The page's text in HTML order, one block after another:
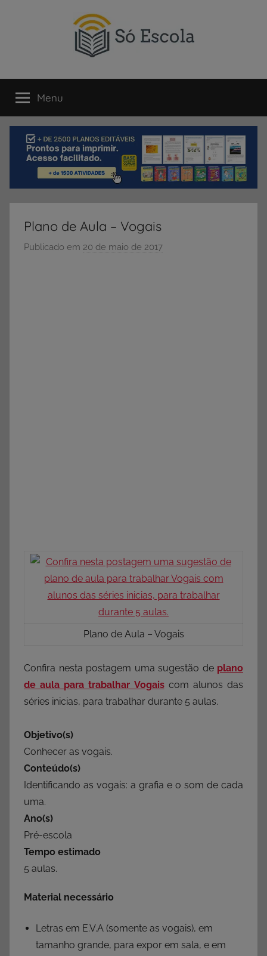
SÓ
ESCOLA
um
portal
direcionado
compartilhamento
dicas
Menu
Plano de Aula – Vogais
Publicado em 20 de maio de 2017
Plano de Aula – Vogais
Confira nesta postagem uma sugestão de plano
de aula para trabalhar Vogais com alunos das
séries inicias, para trabalhar durante 5 aulas.
Objetivo(s)
Conhecer as vogais.
Conteúdo(s)
Identificando as vogais: a grafia e o som de cada
uma.
Ano(s)
Pré-escola
Tempo estimado
5 aulas.
Material necessário
Letras em E.V.A (somente as vogais), em
tamanho grande, para expor em sala, e em